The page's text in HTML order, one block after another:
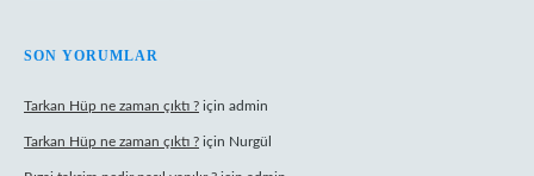
SON YORUMLAR
Tarkan Hüp ne zaman çıktı ? için admin
Tarkan Hüp ne zaman çıktı ? için Nurgül